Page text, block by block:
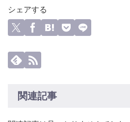
シェアする
関連記事